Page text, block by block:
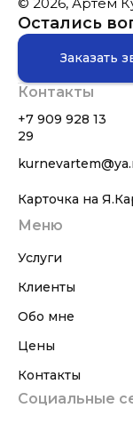
Остались
Заказать
Контакты
+7 909 928 13
29
Карточка на
Меню
Услуги
Клиенты
Обо мне
Цены
Контакты
Социальные